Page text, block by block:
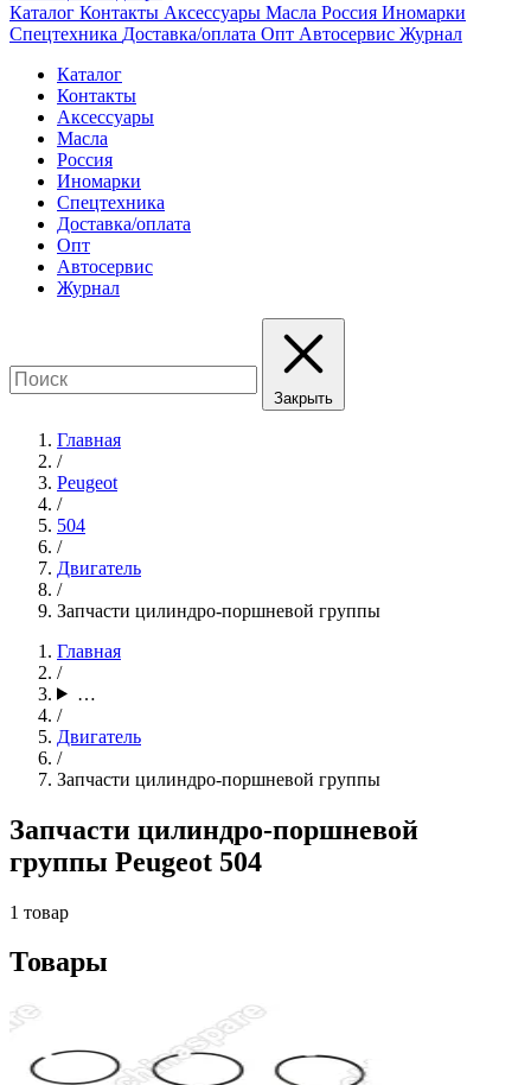
Каталог Контакты Аксессуары Масла Россия Иномарки
Спецтехника Доставка/оплата Опт Автосервис Журнал
Каталог
Контакты
Аксессуары
Масла
Россия
Иномарки
Спецтехника
Доставка/оплата
Опт
Автосервис
Журнал
Закрыть
Главная
/
Peugeot
/
504
/
Двигатель
/
Запчасти цилиндро-поршневой группы
Главная
/
…
/
Двигатель
/
Запчасти цилиндро-поршневой группы
Запчасти цилиндро-поршневой
группы Peugeot 504
1 товар
Товары